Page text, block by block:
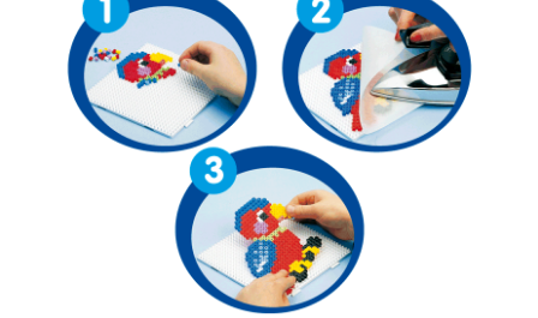
Experimente
Joc imaginativ
Jucării interactive
Pregătire pentru școală
Pregătirea scrierii de mână